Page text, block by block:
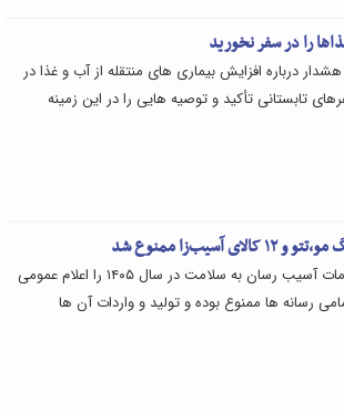
را در سفر نخورید
درباره افزایش بیماری های منتقله از آب و غذا در
تابستانی تأکید و توصیه هایی را در این زمینه
ممنوع شد
دولت در مصوبه ای جدید، فهرست کالاها و خدمات آسیب رسان به سلامت در سال ۱۴۰۵ را اعلام عمومی
رسانه ها ممنوع بوده و تولید و واردات آن ها